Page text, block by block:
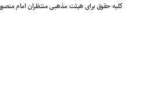
کلیه حقوق برای هیئت مذهبی منتظران امام